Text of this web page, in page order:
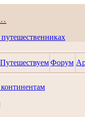
ПутешествуемФорум